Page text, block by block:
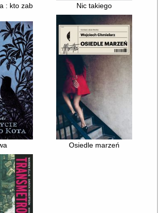
: kto zabiera polską wodę i jak ją odzyskać?
Nic takiego
Osiedle marzeń